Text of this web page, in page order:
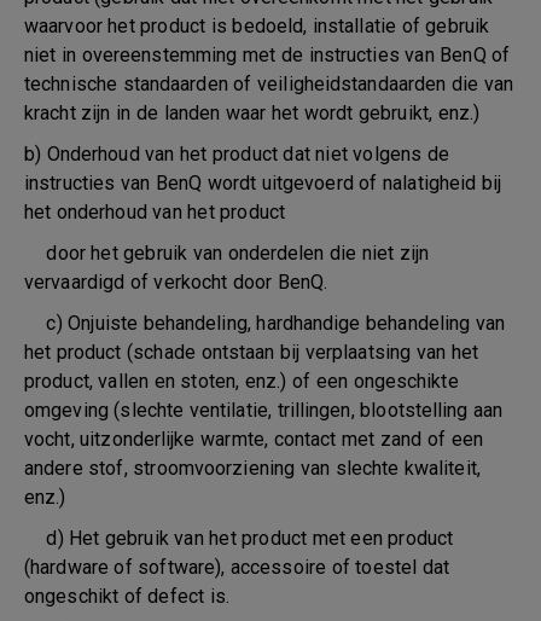
waarvoor het product is bedoeld, installatie of gebruik
niet in overeenstemming met de instructies van BenQ of
technische standaarden of veiligheidstandaarden die van
kracht zijn in de landen waar het wordt gebruikt, enz.)
b) Onderhoud van het product dat niet volgens de
instructies van BenQ wordt uitgevoerd of nalatigheid bij
het onderhoud van het product
door het gebruik van onderdelen die niet zijn
vervaardigd of verkocht door BenQ.
c) Onjuiste behandeling, hardhandige behandeling van
het product (schade ontstaan bij verplaatsing van het
product, vallen en stoten, enz.) of een ongeschikte
omgeving (slechte ventilatie, trillingen, blootstelling aan
vocht, uitzonderlijke warmte, contact met zand of een
andere stof, stroomvoorziening van slechte kwaliteit,
enz.)
d) Het gebruik van het product met een product
(hardware of software), accessoire of toestel dat
ongeschikt of defect is.